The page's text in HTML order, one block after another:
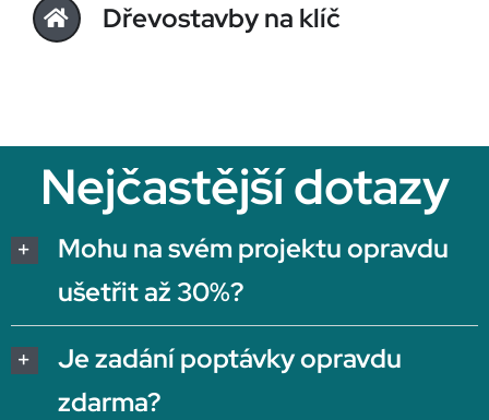
Dřevostavby na klíč
Nejčastější dotazy
Mohu na svém projektu opravdu
ušetřit až 30%?
Je zadání poptávky opravdu
zdarma?